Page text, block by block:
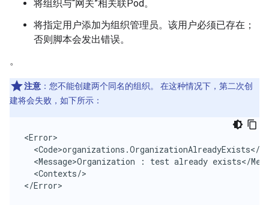
将组织与“网关”相关联Pod。
将指定用户添加为组织管理员。该用户必须已存在；
否则脚本会发出错误。
。
注意 ：您不能创建两个同名的组织。 在这种情况下，第二次创
建将会失败，如下所示：
<Error>
<Code>organizations.OrganizationAlreadyExists</
<Message>Organization : test already exists</
  <Contexts/>
</Error>